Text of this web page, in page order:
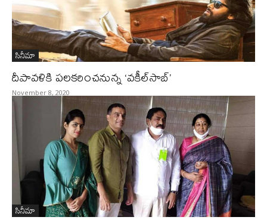
సినీమా
దీపావళికి పలకరించనున్న ‘వకీల్‌సాబ్’
November 8, 2020
సినీమా